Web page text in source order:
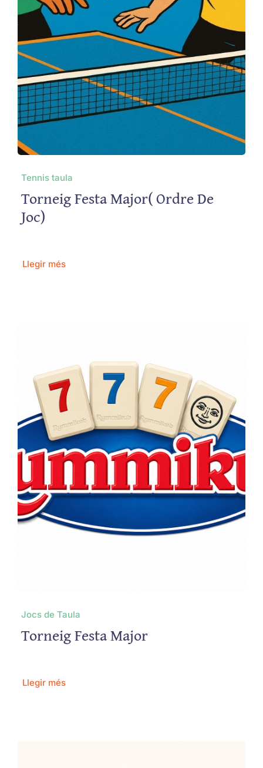
Tennis taula
Torneig Festa Major( Ordre De
Joc)
Llegir més
Jocs de Taula
Torneig Festa Major
Llegir més